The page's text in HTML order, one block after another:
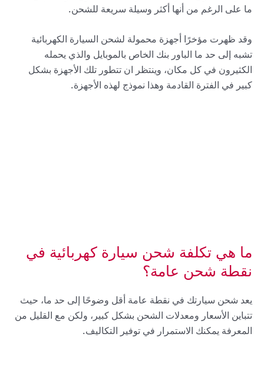
ما على الرغم من أنها أكثر وسيلة سريعة للشحن.
وقد ظهرت مؤخرًا أجهزة محمولة لشحن السيارة الكهربائية
تشبه إلى حد ما الباور بنك الخاص بالموبايل والذي يحمله
الكثيرون في كل مكان، وينتظر ان تتطور تلك الأجهزة بشكل
كبير في الفترة القادمة وهذا نموذج لهذه الأجهزة.
ما هي تكلفة شحن سيارة كهربائية في
نقطة شحن عامة؟
يعد شحن سيارتك في نقطة عامة أقل وضوحًا إلى حد ما، حيث
تتباين الأسعار ومعدلات الشحن بشكل كبير، ولكن مع القليل من
المعرفة يمكنك الاستمرار في توفير التكاليف.